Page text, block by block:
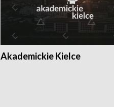
Akademickie Kielce